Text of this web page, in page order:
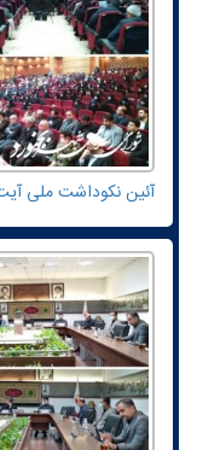
آئین نکوداشت ملی